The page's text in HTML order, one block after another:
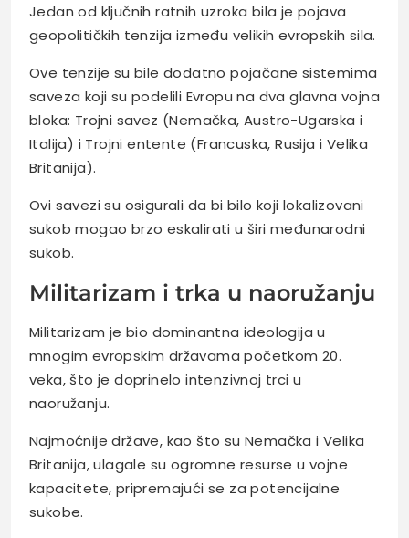
Jedan od ključnih ratnih uzroka bila je pojava
geopolitičkih tenzija između velikih evropskih sila.
Ove tenzije su bile dodatno pojačane sistemima
saveza koji su podelili Evropu na dva glavna vojna
bloka: Trojni savez (Nemačka, Austro-Ugarska i
Italija) i Trojni entente (Francuska, Rusija i Velika
Britanija).
Ovi savezi su osigurali da bi bilo koji lokalizovani
sukob mogao brzo eskalirati u širi međunarodni
sukob.
Militarizam i trka u naoružanju
Militarizam je bio dominantna ideologija u
mnogim evropskim državama početkom 20.
veka, što je doprinelo intenzivnoj trci u
naoružanju.
Najmoćnije države, kao što su Nemačka i Velika
Britanija, ulagale su ogromne resurse u vojne
kapacitete, pripremajući se za potencijalne
sukobe.